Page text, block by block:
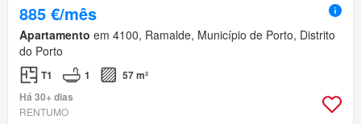
885 €/mês
Apartamento em 4100, Ramalde, Município de Porto, Distrito
do Porto
T1 1
57 m²
Há 30+ dias
RENTUMO